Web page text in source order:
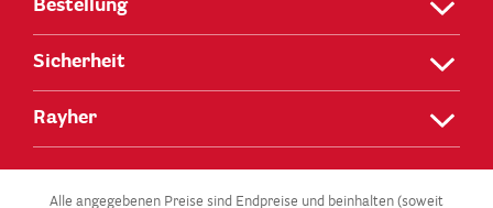
Bestellung
Sicherheit
Rayher
Alle angegebenen Preise sind Endpreise und beinhalten (soweit